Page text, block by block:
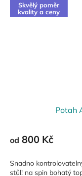
Skvělý poměr
kvality a ceny
Potah
od 800 Kč
Snadno
stůl! na spin bohatý